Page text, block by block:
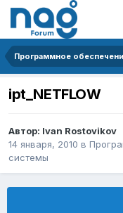
Программное
ipt_NETFLOW
Автор: Ivan Rostovikov
14 января, 2010 в
системы